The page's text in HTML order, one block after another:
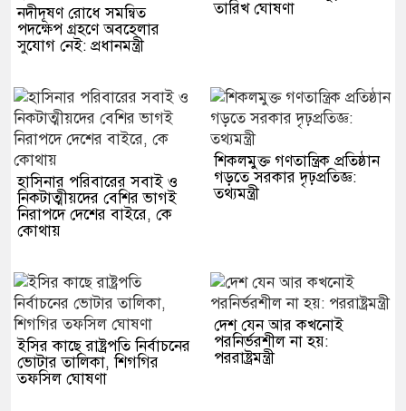
নদীদূষণ রোধে সমন্বিত
পদক্ষেপ গ্রহণে অবহেলার
সুযোগ নেই: প্রধানমন্ত্রী
তারিখ ঘোষণা
হাসিনার পরিবারের সবাই ও
নিকটাত্মীয়দের বেশির ভাগই
নিরাপদে দেশের বাইরে, কে
কোথায়
শিকলমুক্ত গণতান্ত্রিক প্রতিষ্ঠান
গড়তে সরকার দৃঢ়প্রতিজ্ঞ:
তথ্যমন্ত্রী
ইসির কাছে রাষ্ট্রপতি নির্বাচনের
ভোটার তালিকা, শিগগির
তফসিল ঘোষণা
দেশ যেন আর কখনোই
পরনির্ভরশীল না হয়:
পররাষ্ট্রমন্ত্রী